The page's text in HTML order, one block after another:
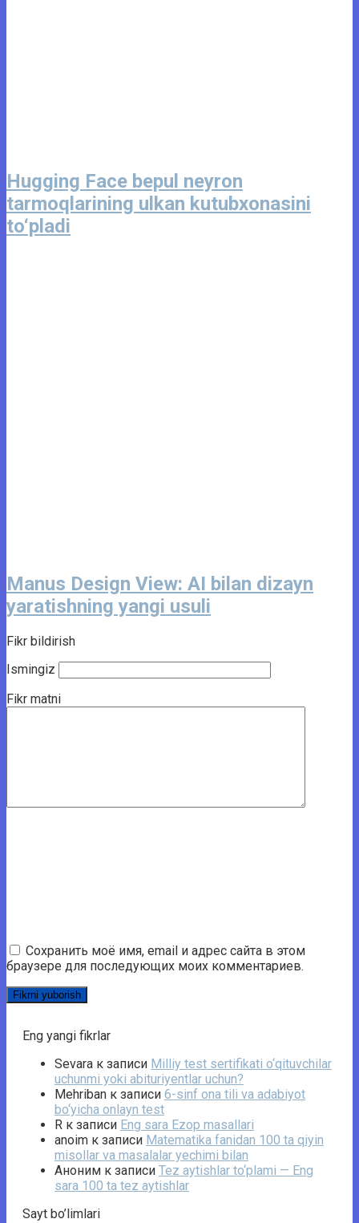
Hugging Face bepul neyron
tarmoqlarining ulkan kutubxonasini
to‘pladi
Manus Design View: AI bilan dizayn
yaratishning yangi usuli
Fikr bildirish
Ismingiz
Fikr matni
Сохранить моё имя, email и адрес сайта в этом
браузере для последующих моих комментариев.
Eng yangi fikrlar
Sevara к записи Milliy test sertifikati o‘qituvchilar
uchunmi yoki abituriyentlar uchun?
Mehriban к записи 6-sinf ona tili va adabiyot
bo‘yicha onlayn test
R к записи Eng sara Ezop masallari
anoim к записи Matematika fanidan 100 ta qiyin
misollar va masalalar yechimi bilan
Аноним к записи Tez aytishlar to‘plami — Eng
sara 100 ta tez aytishlar
Sayt bo’limlari